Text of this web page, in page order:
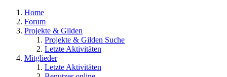
Home
Forum
Projekte & Gilden
Projekte & Gilden Suche
Letzte Aktivitäten
Mitglieder
Letzte Aktivitäten